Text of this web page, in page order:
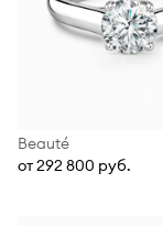
Beauté
от 292 800 руб.